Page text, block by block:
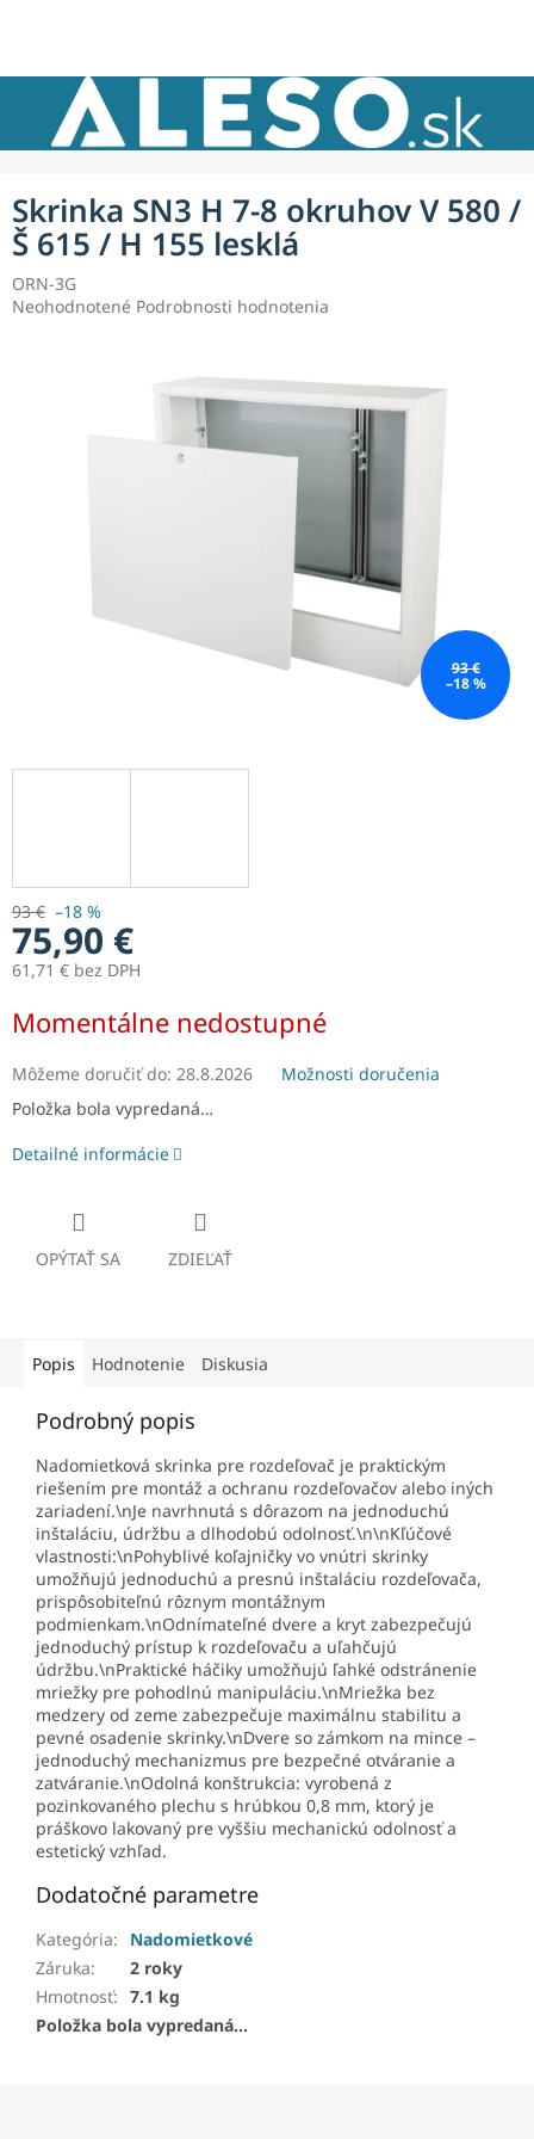
Skrinka SN3 H 7-8 okruhov V 580 /
Š 615 / H 155 lesklá
ORN-3G
Priemerné
Neohodnotené Podrobnosti hodnotenia
93 €
–18 %
93 € –18 %
75,90 €
61,71 € bez DPH
cena:
Momentálne nedostupné
Môžeme doručiť do: 28.8.2026
Možnosti doručenia
Položka bola vypredaná…
Detailné informácie
OPÝTAŤ SA ZDIEĽAŤ
Popis Hodnotenie Diskusia
Podrobný popis
Nadomietková skrinka pre rozdeľovač je praktickým
riešením pre montáž a ochranu rozdeľovačov alebo iných
zariadení.\nJe navrhnutá s dôrazom na jednoduchú
inštaláciu, údržbu a dlhodobú odolnosť.\n\nKľúčové
vlastnosti:\nPohyblivé koľajničky vo vnútri skrinky
umožňujú jednoduchú a presnú inštaláciu rozdeľovača,
prispôsobiteľnú rôznym montážnym
podmienkam.\nOdnímateľné dvere a kryt zabezpečujú
jednoduchý prístup k rozdeľovaču a uľahčujú
údržbu.\nPraktické háčiky umožňujú ľahké odstránenie
mriežky pre pohodlnú manipuláciu.\nMriežka bez
medzery od zeme zabezpečuje maximálnu stabilitu a
pevné osadenie skrinky.\nDvere so zámkom na mince –
jednoduchý mechanizmus pre bezpečné otváranie a
zatváranie.\nOdolná konštrukcia: vyrobená z
pozinkovaného plechu s hrúbkou 0,8 mm, ktorý je
práškovo lakovaný pre vyššiu mechanickú odolnosť a
estetický vzhľad.
Dodatočné parametre
Kategória:
Nadomietkové
Záruka:
2 roky
Hmotnosť: 7.1 kg
Položka bola vypredaná…